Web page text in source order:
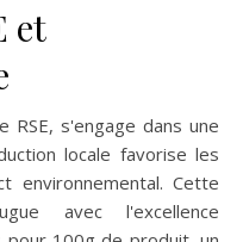
et
RSE, s'engage dans une
locale favorise les
environnemental. Cette
avec l'excellence